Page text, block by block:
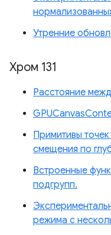
Утренние
Хром 131
Расстояние
Примитивы
смещения по
Встроенные
подгрупп.
режима с